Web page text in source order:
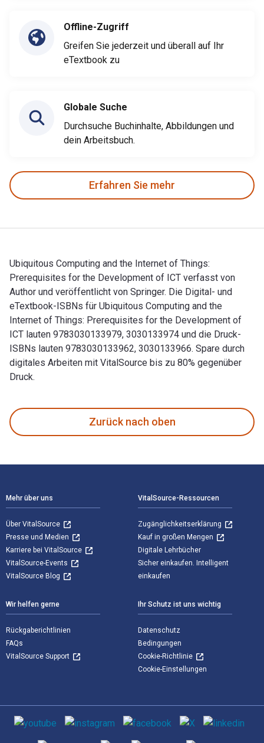
Offline-Zugriff
Greifen Sie jederzeit und überall auf Ihr
eTextbook zu
Globale Suche
Durchsuche Buchinhalte, Abbildungen und
dein Arbeitsbuch.
Erfahren Sie mehr
Ubiquitous Computing and the Internet of Things:
Prerequisites for the Development of ICT verfasst von
Author und veröffentlicht von Springer. Die Digital- und
eTextbook-ISBNs für Ubiquitous Computing and the
Internet of Things: Prerequisites for the Development of
ICT lauten 9783030133979, 3030133974 und die Druck-
ISBNs lauten 9783030133962, 3030133966. Spare durch
digitales Arbeiten mit VitalSource bis zu 80% gegenüber
Druck.
Zurück nach oben
Mehr über uns
Über VitalSource
Presse und Medien
Karriere bei VitalSource
VitalSource-Events
VitalSource Blog
VitalSource-Ressourcen
Zugänglichkeitserklärung
Kauf in großen Mengen
Digitale Lehrbücher
Sicher einkaufen. Intelligent
einkaufen
Wir helfen gerne
Rückgaberichtlinien
FAQs
VitalSource Support
Ihr Schutz ist uns wichtig
Datenschutz
Bedingungen
Cookie-Richtlinie
Cookie-Einstellungen
Sozialen Medien